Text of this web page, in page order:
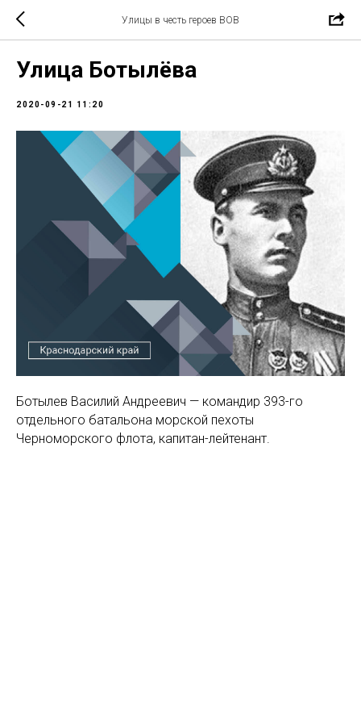
Улицы в честь героев ВОВ
Улица Ботылёва
2020-09-21 11:20
Ботылев Василий Андреевич — командир 393-го
отдельного батальона морской пехоты
Черноморского флота, капитан-лейтенант.